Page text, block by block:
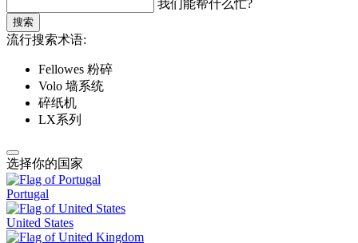
我们能帮什么忙?
搜索
流行搜索术语:
Fellowes 粉碎
Volo 墙系统
碎纸机
LX系列
选择你的国家
Portugal
United States